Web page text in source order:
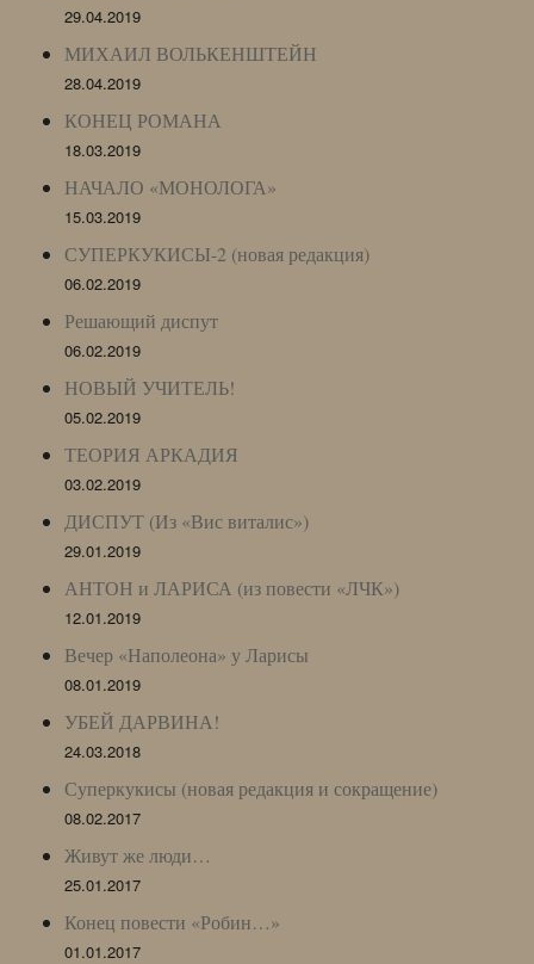
29.04.2019
МИХАИЛ ВОЛЬКЕНШТЕЙН
28.04.2019
КОНЕЦ РОМАНА
18.03.2019
НАЧАЛО «МОНОЛОГА»
15.03.2019
СУПЕРКУКИСЫ-2 (новая редакция)
06.02.2019
Решающий диспут
06.02.2019
НОВЫЙ УЧИТЕЛЬ!
05.02.2019
ТЕОРИЯ АРКАДИЯ
03.02.2019
ДИСПУТ (Из «Вис виталис»)
29.01.2019
АНТОН и ЛАРИСА (из повести «ЛЧК»)
12.01.2019
Вечер «Наполеона» у Ларисы
08.01.2019
УБЕЙ ДАРВИНА!
24.03.2018
Суперкукисы (новая редакция и сокращение)
08.02.2017
Живут же люди…
25.01.2017
Конец повести «Робин…»
01.01.2017